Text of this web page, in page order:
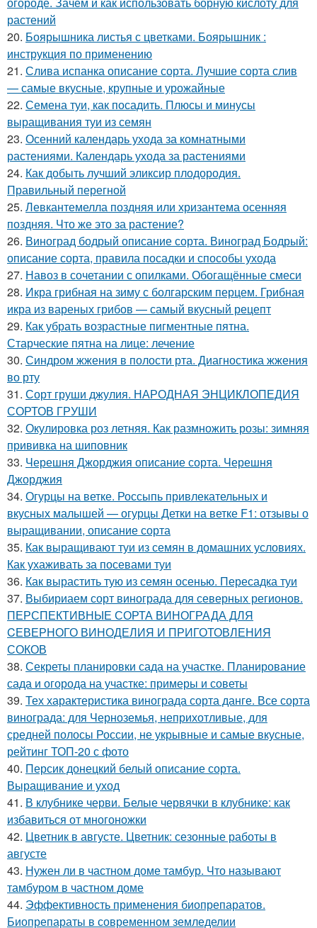
растений
20. Боярышника листья с цветками. Боярышник :
инструкция по применению
21. Слива испанка описание сорта. Лучшие сорта слив
— самые вкусные, крупные и урожайные
22. Семена туи, как посадить. Плюсы и минусы
выращивания туи из семян
23. Осенний календарь ухода за комнатными
растениями. Календарь ухода за растениями
24. Как добыть лучший эликсир плодородия.
Правильный перегной
25. Левкантемелла поздняя или хризантема осенняя
поздняя. Что же это за растение?
26. Виноград бодрый описание сорта. Виноград Бодрый:
описание сорта, правила посадки и способы ухода
27. Навоз в сочетании с опилками. Обогащённые смеси
28. Икра грибная на зиму с болгарским перцем. Грибная
икра из вареных грибов — самый вкусный рецепт
29. Как убрать возрастные пигментные пятна.
Старческие пятна на лице: лечение
30. Синдром жжения в полости рта. Диагностика жжения
во рту
31. Сорт груши джулия. НАРОДНАЯ ЭНЦИКЛОПЕДИЯ
СОРТОВ ГРУШИ
32. Окулировка роз летняя. Как размножить розы: зимняя
прививка на шиповник
33. Черешня Джорджия описание сорта. Черешня
Джорджия
34. Огурцы на ветке. Россыпь привлекательных и
вкусных малышей — огурцы Детки на ветке F1: отзывы о
выращивании, описание сорта
35. Как выращивают туи из семян в домашних условиях.
Как ухаживать за посевами туи
36. Как вырастить тую из семян осенью. Пересадка туи
37. Выбириаем сорт винограда для северных регионов.
ПЕРСПЕКТИВНЫЕ СОРТА ВИНОГРАДА ДЛЯ
CЕВЕРНОГО ВИНОДЕЛИЯ И ПРИГОТОВЛЕНИЯ
СОКОВ
38. Секреты планировки сада на участке. Планирование
сада и огорода на участке: примеры и советы
39. Тех характеристика винограда сорта данге. Все сорта
винограда: для Черноземья, неприхотливые, для
средней полосы России, не укрывные и самые вкусные,
рейтинг ТОП-20 с фото
40. Персик донецкий белый описание сорта.
Выращивание и уход
41. В клубнике черви. Белые червячки в клубнике: как
избавиться от многоножки
42. Цветник в августе. Цветник: сезонные работы в
августе
43. Нужен ли в частном доме тамбур. Что называют
тамбуром в частном доме
44. Эффективность применения биопрепаратов.
Биопрепараты в современном земледелии